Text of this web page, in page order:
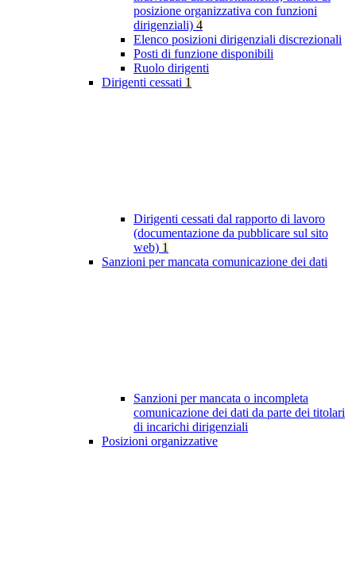
posizione organizzativa con funzioni
dirigenziali) 4
Elenco posizioni dirigenziali discrezionali
Posti di funzione disponibili
Ruolo dirigenti
Dirigenti cessati 1
Dirigenti cessati dal rapporto di lavoro
(documentazione da pubblicare sul sito
web) 1
Sanzioni per mancata comunicazione dei dati
Sanzioni per mancata o incompleta
comunicazione dei dati da parte dei titolari
di incarichi dirigenziali
Posizioni organizzative